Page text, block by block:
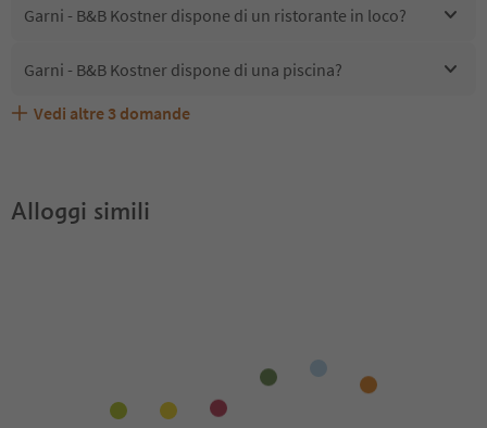
Garni - B&B Kostner dispone di un ristorante in loco?
Garni - B&B Kostner dispone di una piscina?
Garni - B&B Kostner accetta animali domestici?
Quali servizi/attività sono disponibili presso Garni - B&B
Gli ospiti di Garni - B&B Kostner ricevono l'Alto Adige
Vedi altre 3 domande
Alloggi simili